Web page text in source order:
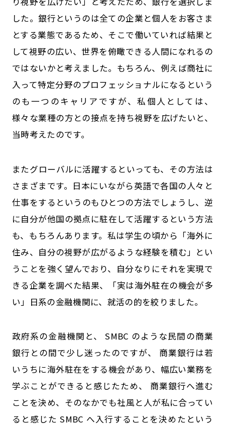
した。銀行というのは全ての企業と個人をお客さま
とする業態であるため、そこで働いていれば結果と
して視野の広い、世界を俯瞰できる人間になれるの
ではないかと考えました。もちろん、例えば商社に
入って特定分野のプロフェッショナルになるという
のも一つのキャリアですが、私個人としては、
様々な業種の方との接点を持ち視野を広げたいと、
当時考えたのです。
またグローバルに活躍するといっても、その方法は
さまざまです。日本にいながら英語で各国の人々と
仕事をするというのもひとつの方法でしょうし、逆
に自分が他国の拠点に駐在して活躍するという方法
も、もちろんあります。私は学生の頃から「海外に
住み、自分の視野が広がるような経験を積む」とい
うことを強く望んでおり、自分なりにそれを実現で
きる企業を調べた結果、「実は海外駐在の機会が多
い」日系の金融機関に、就活の的を絞りました。
政府系の金融機関と、 SMBC のような民間の商業
銀行との間で少し迷ったのですが、 商業銀行は若
いうちに海外駐在をする機会があり、幅広い業務を
学ぶことができると感じたため、 商業銀行へ進む
ことを決め、そのなかでも社風と人が私に合ってい
ると感じた SMBC へ入行することを決めたという